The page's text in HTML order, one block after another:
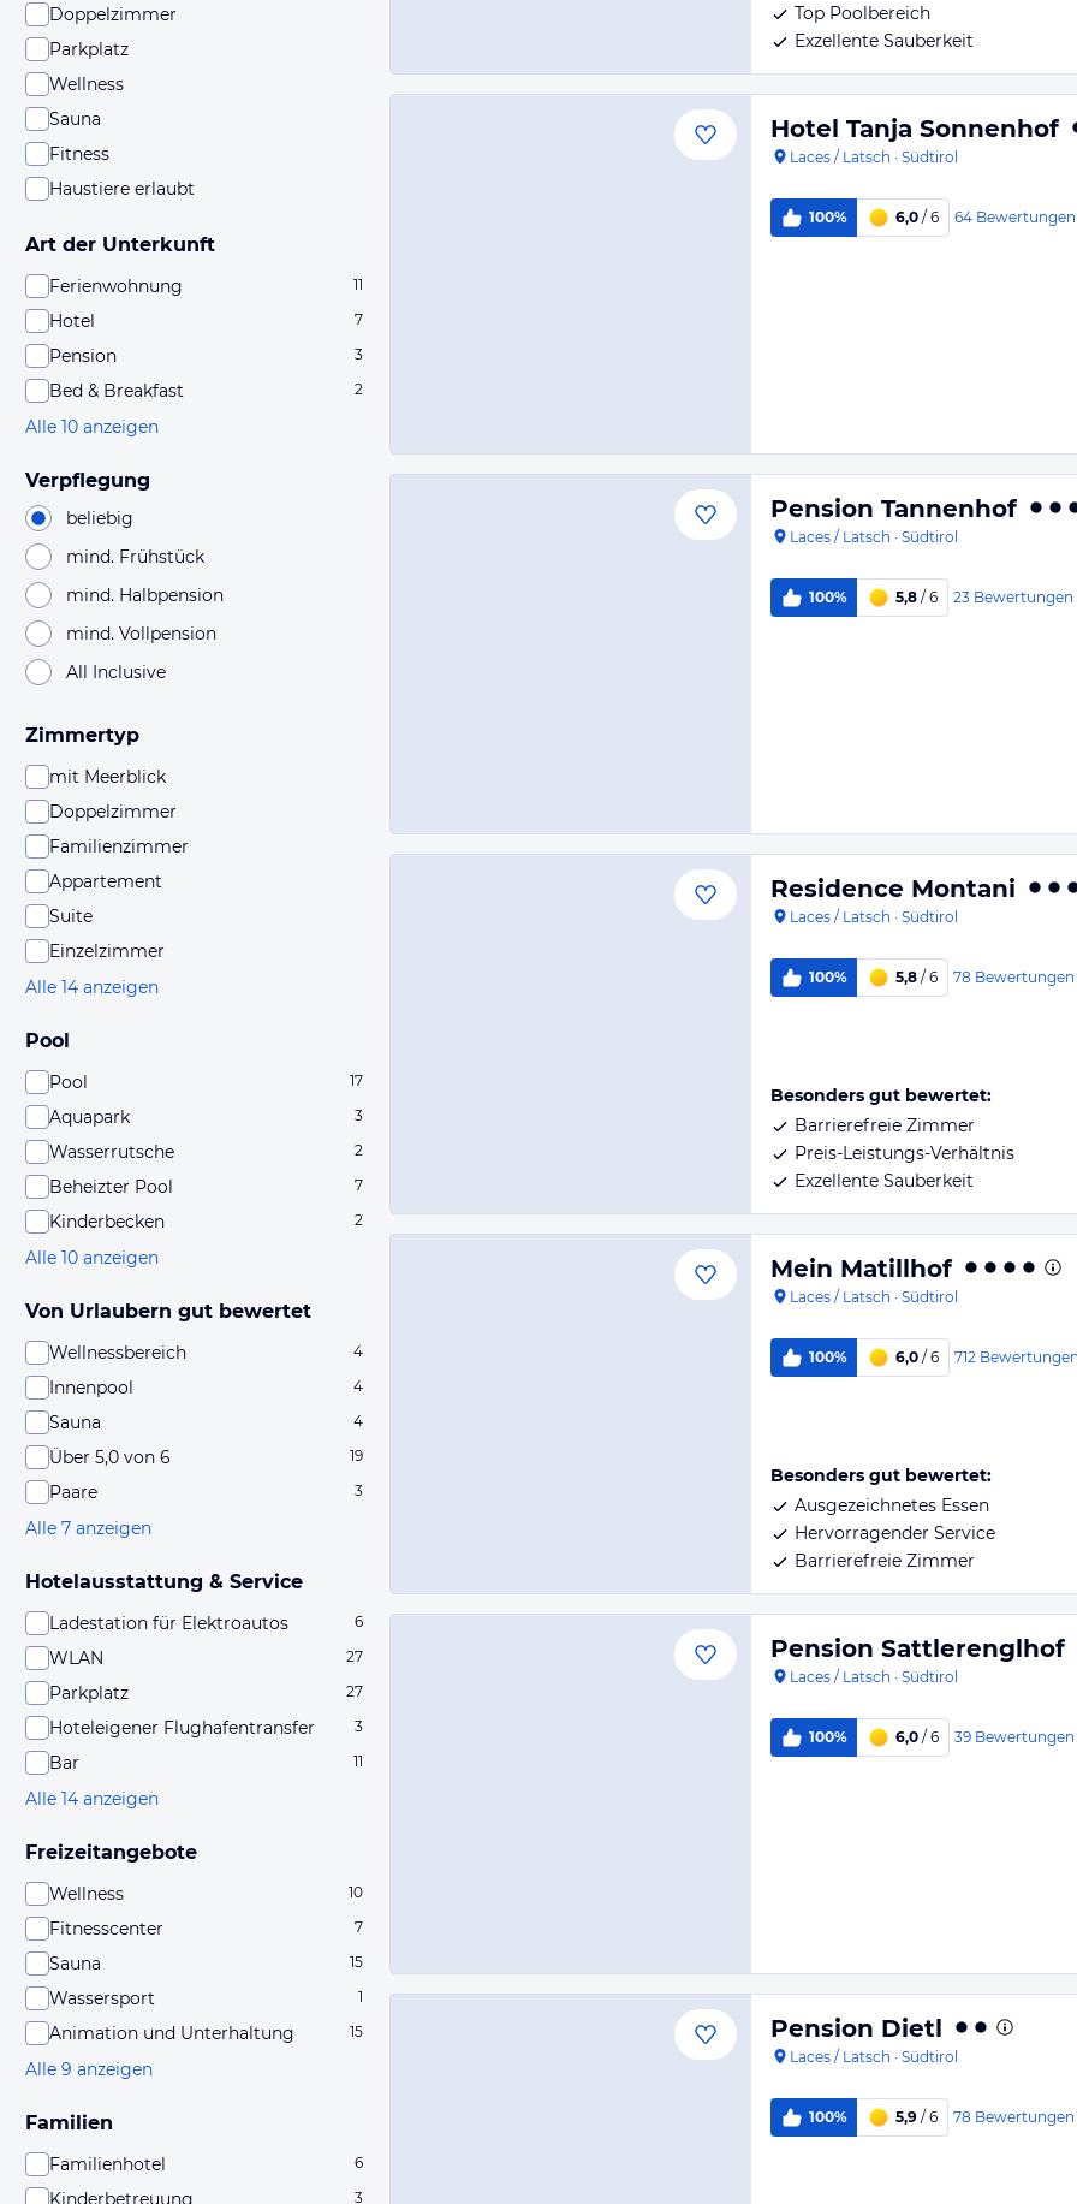
Doppelzimmer
Parkplatz
Wellness
Sauna
Fitness
Haustiere erlaubt
Art der Unterkunft
Ferienwohnung 11
Hotel 7
Pension 3
Bed & Breakfast 2
Alle 10 anzeigen
Verpflegung
beliebig
mind. Frühstück
mind. Halbpension
mind. Vollpension
All Inclusive
Zimmertyp
mit Meerblick
Doppelzimmer
Familienzimmer
Appartement
Suite
Einzelzimmer
Alle 14 anzeigen
Pool
Pool 17
Aquapark 3
Wasserrutsche 2
Beheizter Pool 7
Kinderbecken 2
Alle 10 anzeigen
Von Urlaubern gut bewertet
Wellnessbereich 4
Innenpool 4
Sauna 4
Über 5,0 von 6 19
Paare 3
Alle 7 anzeigen
Hotelausstattung & Service
Ladestation für Elektroautos 6
WLAN 27
Parkplatz 27
Hoteleigener Flughafentransfer 3
Bar 11
Alle 14 anzeigen
Freizeitangebote
Wellness 10
Fitnesscenter 7
Sauna 15
Wassersport 1
Animation und Unterhaltung 15
Alle 9 anzeigen
Familien
Familienhotel 6
Kinderbetreuung 3
Top Poolbereich
Exzellente Sauberkeit
Hotel Tanja Sonnenhof
Laces / Latsch · Südtirol
100% 6,0 / 6 64 Bewertungen
Pension Tannenhof
Laces / Latsch · Südtirol
100% 5,8 / 6 23 Bewertungen
Residence Montani
Laces / Latsch · Südtirol
100% 5,8 / 6 78 Bewertungen
Besonders gut bewertet:
Barrierefreie Zimmer
Preis-Leistungs-Verhältnis
Exzellente Sauberkeit
Mein Matillhof
Laces / Latsch · Südtirol
100% 6,0 / 6 712
Besonders gut bewertet:
Ausgezeichnetes Essen
Hervorragender Service
Barrierefreie Zimmer
Pension Sattlerenglhof
Laces / Latsch · Südtirol
100% 6,0 / 6 39 Bewertungen
Pension Dietl
Laces / Latsch · Südtirol
100% 5,9 / 6 78 Bewertungen